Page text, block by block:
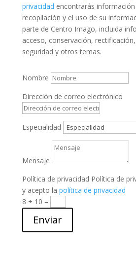
privacidad encontrarás
recopilación y el uso de su
parte de Centro Imago, incluida
acceso, conservación,
seguridad y otros temas.
Nombre
Dirección de correo electrónico
Especialidad
Mensaje
Política de privacidad Política de
y acepto la política de privacidad
8 + 10 =
Enviar